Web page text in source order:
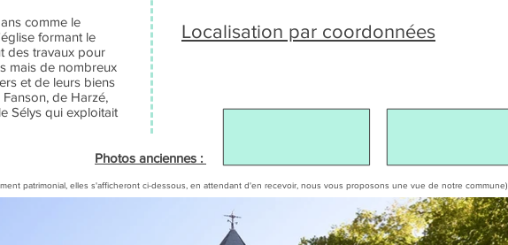
comme le
formant le
des travaux pour
mais de nombreux
et de leurs biens
de Harzé,
Sélys qui exploitait
Localisation par coordonnées
Photos anciennes :
patrimonial, elles s'afficheront ci-dessous, en attendant d'en recevoir, nous vous proposons une vue de notre commune)